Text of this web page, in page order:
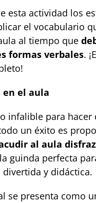
esta actividad los
el vocabulario
al tiempo que
formas verbales.
en el aula
infalible para hacer
un éxito es
al aula
guinda perfecta
divertida y didáctica.
se presenta como